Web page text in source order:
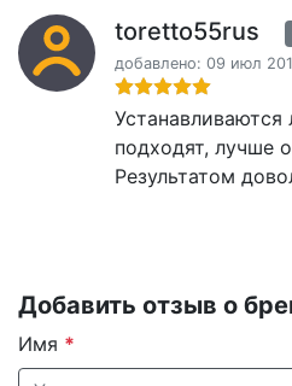
toretto55rus
добавлено: 09 июл
подходят, лучше
Результатом
Добавить отзыв о
Имя *